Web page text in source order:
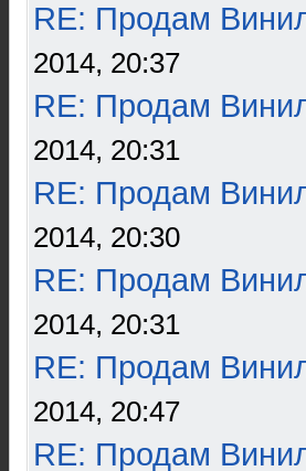
RE: Продам
2014, 20:37
RE: Продам
2014, 20:31
RE: Продам
2014, 20:30
RE: Продам
2014, 20:31
RE: Продам
2014, 20:47
RE: Продам